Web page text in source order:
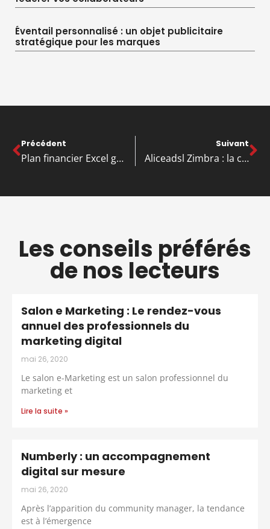
Éventail personnalisé : un objet publicitaire
stratégique pour les marques
Précédent
Plan financier Excel gratuit: les 7 modèles prêts à télécharger
Suivant
Aliceadsl Zimbra : la connexion et la configuration IMAP, comment y accéder ?
Les conseils préférés
de nos lecteurs
Salon e Marketing : Le rendez-vous
annuel des professionnels du
marketing digital
mai 26, 2020
Le salon e-Marketing est un salon professionnel du
marketing et
Lire la suite »
Numberly : un accompagnement
digital sur mesure
mai 26, 2020
Après l’apparition du community manager, la tendance
est à l’émergence